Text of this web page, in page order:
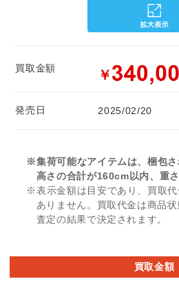
買取金額 ￥
発売日 2025/02/20
※集荷可能なアイテムは、梱包さ
高さの合計が160cm以内、重
※表示金額は目安であり、買取
ありません。買取代金は商品
査定の結果で決定されます。
買取金額